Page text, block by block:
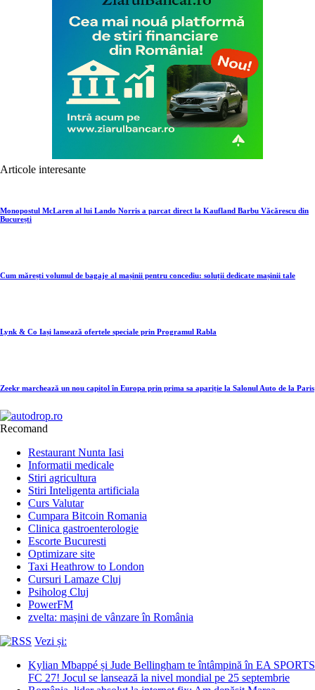
Articole interesante
Monopostul McLaren al lui Lando Norris a parcat direct la Kaufland Barbu Văcărescu din
București
Cum mărești volumul de bagaje al mașinii pentru concediu: soluții dedicate mașinii tale
Lynk & Co Iași lansează ofertele speciale prin Programul Rabla
Zeekr marchează un nou capitol în Europa prin prima sa apariție la Salonul Auto de la Paris
Recomand
Restaurant Nunta Iasi
Informatii medicale
Stiri agricultura
Stiri Inteligenta artificiala
Curs Valutar
Cumpara Bitcoin Romania
Clinica gastroenterologie
Escorte Bucuresti
Optimizare site
Taxi Heathrow to London
Cursuri Lamaze Cluj
Psiholog Cluj
PowerFM
zvelta: mașini de vânzare în România
Vezi și:
Kylian Mbappé și Jude Bellingham te întâmpină în EA SPORTS
FC 27! Jocul se lansează la nivel mondial pe 25 septembrie